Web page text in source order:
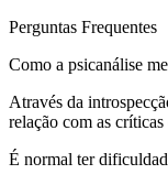
Perguntas Frequentes
Como a psicanálise
Através da
relação com as
É normal ter